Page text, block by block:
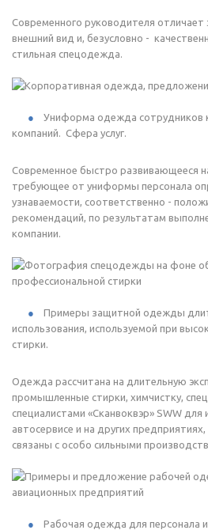
Современного руководителя отличает
внешний вид и, безусловно -
стильная спецодежда.
Униформа одежда сотрудников
компаний. Сфера услуг.
Современное быстро развивающееся
требующее от униформы персонала
узнаваемости, соответственно -
рекомендаций, по результатам
компании.
Примеры защитной одежды
использования, используемой при
стирки.
Одежда рассчитана на длительную
промышленные стирки, химчистку,
специалистами «Сканвоквэр» SWW для
автосервисе и на других
связаны с особо сильными
Рабочая одежда для персонала